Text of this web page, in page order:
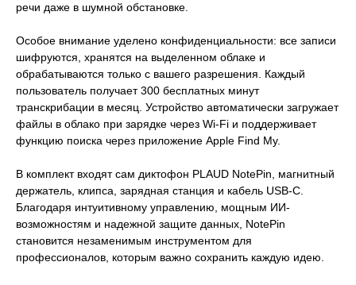
речи даже в шумной обстановке.
Особое внимание уделено конфиденциальности: все записи
шифруются, хранятся на выделенном облаке и
обрабатываются только с вашего разрешения. Каждый
пользователь получает 300 бесплатных минут
транскрибации в месяц. Устройство автоматически загружает
файлы в облако при зарядке через Wi‑Fi и поддерживает
функцию поиска через приложение Apple Find My.
В комплект входят сам диктофон PLAUD NotePin, магнитный
держатель, клипса, зарядная станция и кабель USB-C.
Благодаря интуитивному управлению, мощным ИИ-
возможностям и надежной защите данных, NotePin
становится незаменимым инструментом для
профессионалов, которым важно сохранить каждую идею.